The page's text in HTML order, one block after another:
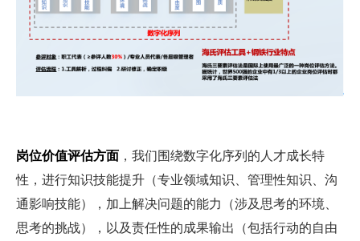
岗位价值评估方面 ，我们围绕数字化序列的人才成长特
性，进行知识技能提升（专业领域知识、管理性知识、沟
通影响技能），加上解决问题的能力（涉及思考的环境、
思考的挑战），以及责任性的成果输出（包括行动的自由